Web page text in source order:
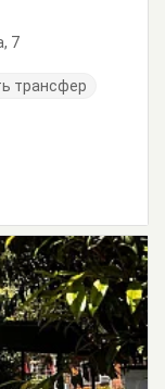
7
трансфер